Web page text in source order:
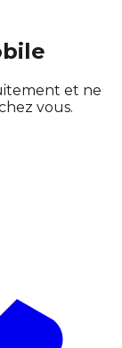
et ne
vous.